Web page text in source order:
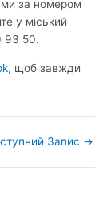
за номером
у міський
93 50.
щоб завжди
Запис →